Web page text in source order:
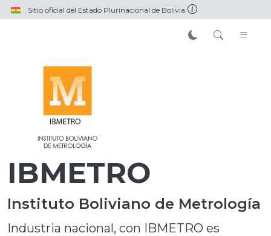
Pasar al contenido principal
Sitio oficial del Estado Plurinacional de Bolivia
IBMETRO
Instituto Boliviano de Metrología
Industria nacional, con IBMETRO es